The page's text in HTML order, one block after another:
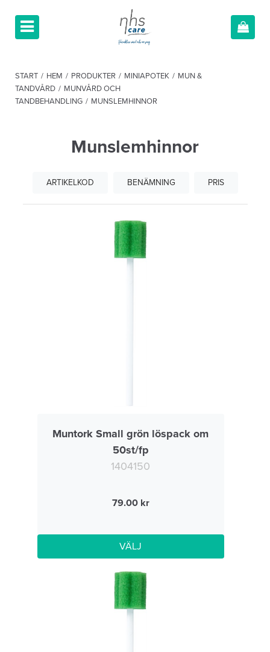
START / HEM / PRODUKTER / MINIAPOTEK / MUN &
TANDVÅRD / MUNVÅRD OCH
TANDBEHANDLING / MUNSLEMHINNOR
Munslemhinnor
ARTIKELKOD BENÄMNING PRIS
Muntork Small grön löspack om
50st/fp
1404150
79.00
VÄLJ